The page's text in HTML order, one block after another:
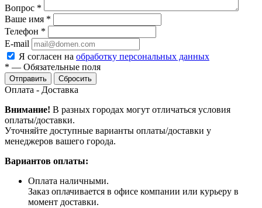
Вопрос *
Ваше имя *
Телефон *
E-mail
Я согласен на обработку персональных данных
* — Обязательные поля
Сбросить
Оплата - Доставка
Внимание! В разных городах могут отличаться условия
оплаты/доставки.
Уточняйте доступные варианты оплаты/доставки у
менеджеров вашего города.
Вариантов оплаты:
Оплата наличными.
Заказ оплачивается в офисе компании или курьеру в
момент доставки.